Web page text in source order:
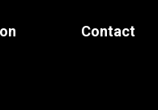
Contact